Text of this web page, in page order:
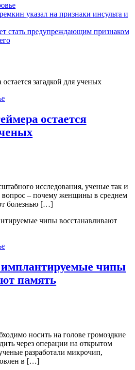
указал на признаки инсульта и
стать предупреждающим признаком
остается
исследования, ученые так и
вопрос – почему женщины в среднем
болезнью […]
чипы
память
носить на голове громоздкие
через операции на открытом
разработали микрочип,
в […]